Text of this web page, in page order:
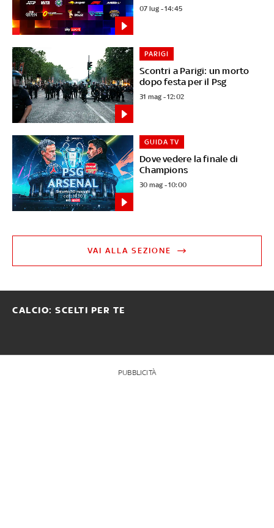
07 lug - 14:45
Scontri a Parigi: un morto
dopo festa per il Psg
PARIGI
31 mag - 12:02
Dove vedere la finale di
Champions
GUIDA TV
30 mag - 10:00
VAI ALLA SEZIONE
CALCIO: SCELTI PER TE
PUBBLICITÀ